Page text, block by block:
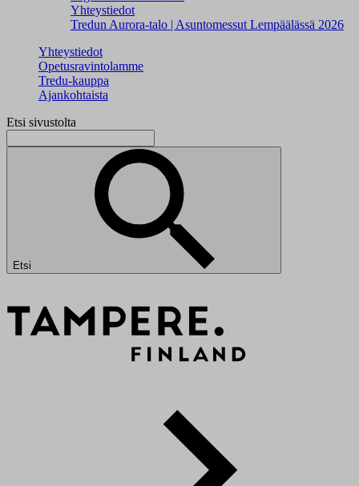
Yhteystiedot
Tredun Aurora-talo | Asuntomessut Lempäälässä 2026
Yhteystiedot
Opetusravintolamme
Tredu-kauppa
Ajankohtaista
Etsi sivustolta
Etsi